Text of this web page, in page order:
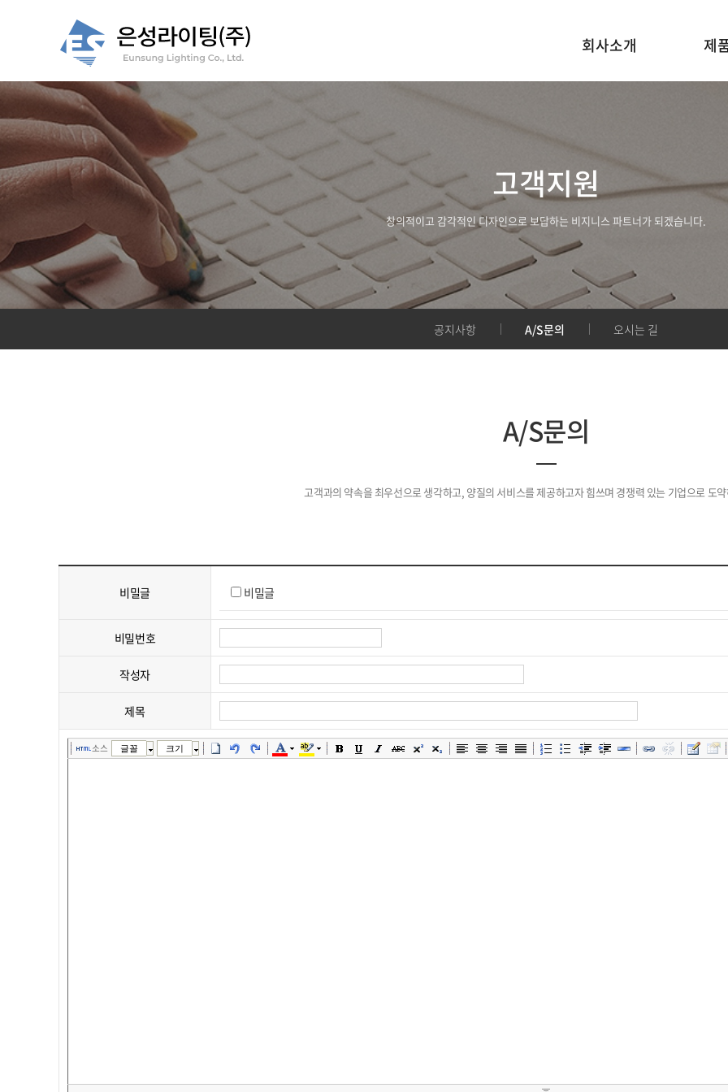
회사소개 제
고객지원
창의적이고 감각적인 디자인으로 보답하는 비지니스 파트너가 되겠습니다.
공지사항 A/S문의 오시는 길
A/S문의
고객과의 약속을 최우선으로 생각하고, 양질의 서비스를 제공하고자 힘쓰며 경쟁력 있는 기업으로 도
비밀글 비밀글
비밀번호
작성자
제목
소스 글꼴 크기